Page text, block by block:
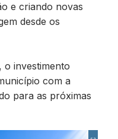
e criando novas
desde os
o investimento
com a
para as próximas